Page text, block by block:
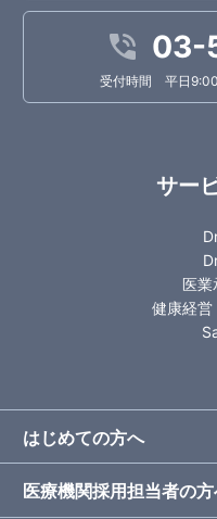
03-
受付時間 平日9:00
サー
医業
健康経営
はじめての方へ
医療機関採用担当者の